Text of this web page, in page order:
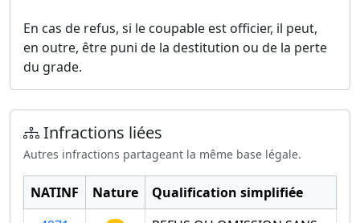
En cas de refus, si le coupable est officier, il peut,
en outre, être puni de la destitution ou de la perte
du grade.
Infractions liées
Autres infractions partageant la même base légale.
NATINF Nature
Qualification simplifiée